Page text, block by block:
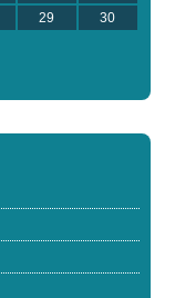
29
30